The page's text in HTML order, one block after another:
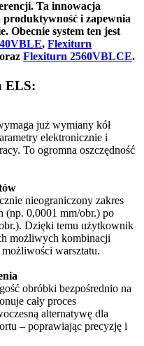
Ta innowacja
produktywność i zapewnia
Obecnie system ten jest
, Flexiturn
oraz Flexiturn 2560VBLCE.
ELS:
już wymiany kół
elektronicznie i
To ogromna oszczędność
nieograniczony zakres
(np. 0,0001 mm/obr.) po
Dzięki temu użytkownik
możliwych kombinacji
warsztatu.
obróbki bezpośrednio na
cały proces
alternatywę dla
– poprawiając precyzję i